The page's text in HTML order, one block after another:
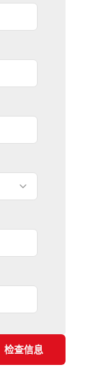
检查信息